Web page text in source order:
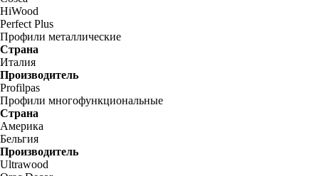
HiWood
Perfect Plus
Профили металлические
Страна
Италия
Производитель
Profilpas
Профили многофункциональные
Страна
Америка
Бельгия
Производитель
Ultrawood